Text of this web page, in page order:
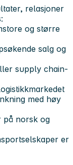
relasjoner
og større
salg og
supply chain-
med høy
på norsk og
er